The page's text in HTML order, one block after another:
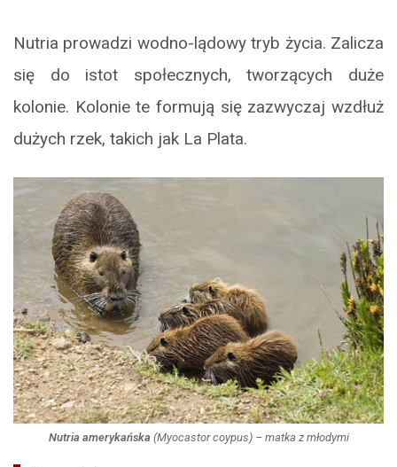
Nutria prowadzi wodno-lądowy tryb życia. Zalicza
się do istot społecznych, tworzących duże
kolonie. Kolonie te formują się zazwyczaj wzdłuż
dużych rzek, takich jak La Plata.
Nutria amerykańska (Myocastor coypus) – matka z młodymi